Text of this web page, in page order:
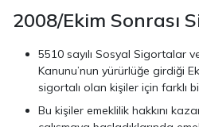
2008/Ekim Sonrası
5510 sayılı Sosyal Sigortalar
Kanunu’nun yürürlüğe girdiği
sigortalı olan kişiler için farklı
Bu kişiler emeklilik hakkını